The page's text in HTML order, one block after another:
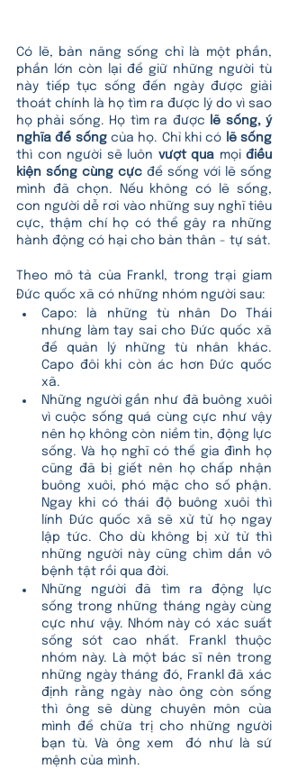
Có lẽ, bản năng sống chỉ là một phần,
phần lớn còn lại để giữ những người tù
này tiếp tục sống đến ngày được giải
thoát chính là họ tìm ra được lý do vì sao
họ phải sống. Họ tìm ra được
lẽ sống, ý
nghĩa để sống của họ. Chỉ khi có lẽ sống
thì con người sẽ luôn vượt qua mọi điều
kiện sống cùng cực để sống với lẽ sống
mình đã chọn. Nếu không có lẽ sống,
con người dễ rơi vào những suy nghĩ tiêu
cực, thậm chí họ có thể gây ra những
Theo mô tả của Frankl, trong trại giam
Đức quốc xã có những nhóm người sau:
Capo: là những tù nhân Do Thái
nhưng làm tay sai cho Đức quốc xã
để quản lý những tù nhân khác.
Capo đôi khi còn ác hơn Đức quốc
xã.
Những người gần như đã buông xuôi
vì cuộc sống quá cùng cực như vậy
nên họ không còn niềm tin, động lực
sống. Và họ nghĩ có thể gia đình họ
cũng đã bị giết nên họ chấp nhận
buông xuôi, phó mặc cho số phận.
Ngay khi có thái độ buông xuôi thì
lính Đức quốc xã sẽ xử tử họ ngay
lập tức. Cho dù không bị xử tử thì
những người này cũng chìm dần vô
bệnh tật rồi qua đời.
Những người đã tìm ra động lực
sống trong những tháng ngày cùng
cực như vậy. Nhóm này có xác suất
sống sót cao nhất. Frankl thuộc
nhóm này. Là một bác sĩ nên trong
những ngày tháng đó, Frankl đã xác
định rằng ngày nào ông còn sống
thì ông sẽ dùng chuyên môn của
mình để chữa trị cho những người
bạn tù. Và ông xem  đó như là sứ
mệnh của mình.